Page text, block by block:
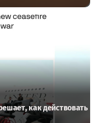
как действовать